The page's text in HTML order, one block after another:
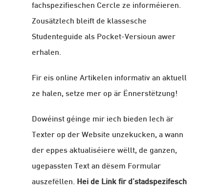
fachspezifieschen Cercle ze informéieren.
Zousätzlech bleift de klassesche
Studenteguide als Pocket-Versioun awer
erhalen.
Fir eis online Artikelen informativ an aktuell
ze halen, setze mer op är Ënnerstëtzung!
Dowéinst géinge mir iech bieden Iech är
Texter op der Website unzekucken, a wann
der eppes aktualiséiere wëllt, de ganzen,
ugepassten Text an dësem Formular
auszefëllen. Hei de Link fir d'stadspezifesch